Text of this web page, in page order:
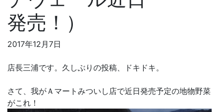
発売！）
2017年12月7日
店長三浦です。久しぶりの投稿、ドキドキ。
さて、我がＡマートみついし店で近日発売予定の地物野菜
がこれ！